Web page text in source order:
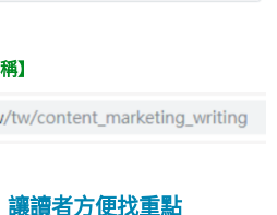
】
讀者方便找重點